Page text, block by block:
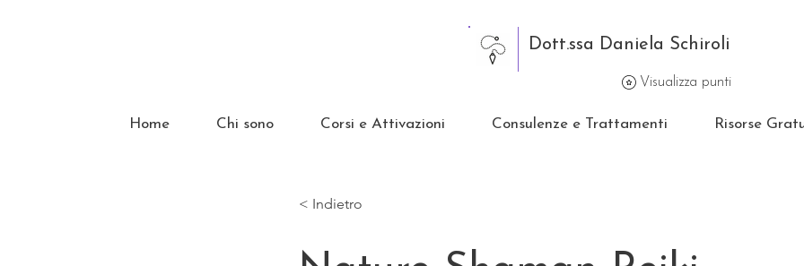
Dott.ssa Daniela Schiroli
Home Chi sono Corsi e Attivazioni Consulenze e Trattamenti Risorse
Visualizza punti
< Indietro